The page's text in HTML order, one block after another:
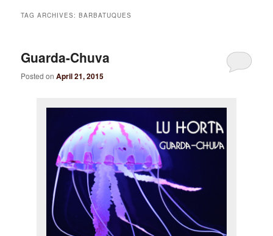
TAG ARCHIVES:BARBATUQUES
Guarda-Chuva
Posted onApril 21, 2015